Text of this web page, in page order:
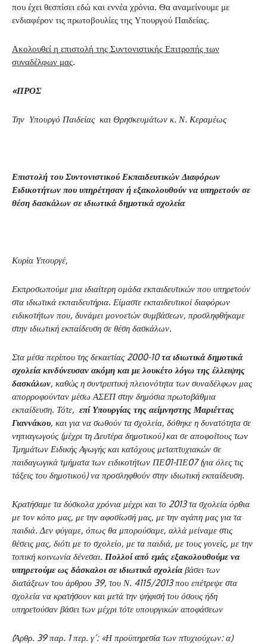
που έχει θεσπίσει εδώ και εννέα χρόνια. Θα αναμείνουμε με
ενδιαφέρον τις πρωτοβουλίες της Υπουργού Παιδείας.
Ακολουθεί η επιστολή της Συντονιστικής Επιτροπής των
συναδέλφων μας.
«ΠΡΟΣ
Την Υπουργό Παιδείας και Θρησκευμάτων κ. Ν. Κεραμέως
Επιστολή του Συντονιστικού Εκπαιδευτικών Διαφόρων
Ειδικοτήτων που υπηρέτησαν ή εξακολουθούν να υπηρετούν σε
θέση δασκάλων σε ιδιωτικά δημοτικά σχολεία
Κυρία Υπουργέ,
Εκπροσωπούμε μια ιδιαίτερη ομάδα εκπαιδευτικών που υπηρετούν
στα ιδιωτικά εκπαιδευτήρια. Είμαστε εκπαιδευτικοί διαφόρων
ειδικοτήτων που, δυνάμει μονοετών συμβάσεων, προσληφθήκαμε
στην ιδιωτική εκπαίδευση σε θέση δασκάλων.
Στα μέσα περίπου της δεκαετίας 2000-10τα ιδιωτικά δημοτικά
σχολεία κινδύνευσαν ακόμη και με λουκέτο λόγω της έλλειψης
δασκάλων, καθώς η συντριπτική πλειονότητα των συναδέλφων μας
απορροφούνταν μέσω ΑΣΕΠ στην δημόσια πρωτοβάθμια
εκπαίδευση. Τότε, επί Υπουργίας της αείμνηστης Μαριέττας
Γιαννάκου, και για να σωθούν τα σχολεία, δόθηκε η δυνατότητα σε
νηπιαγωγούς (μέχρι τη Δευτέρα δημοτικού) και σε αποφοίτους των
Τμημάτων Ειδικής Αγωγής και κατόχους μεταπτυχιακών σε
παιδαγωγικά τμήματα των ειδικοτήτων ΠΕ01-ΠΕ07 (για όλες τις
τάξεις του δημοτικού) να προσληφθούν στην ιδιωτική εκπαίδευση.
Κρατήσαμε τα δύσκολα χρόνια μέχρι και το 2013 τα σχολεία όρθια
με τον κόπο μας, με την αφοσίωσή μας, με την αγάπη μας για τα
παιδιά. Δεν φύγαμε, όπως θα μπορούσαμε, αλλά μείναμε στις
θέσεις μας, διότι με το σχολείο, με τα παιδιά, με τους γονείς, με την
τοπική κοινωνία δένεσαι. Πολλοί από εμάς εξακολουθούμε να
υπηρετούμε ως δάσκαλοι σε ιδιωτικά σχολείαβάσει των
διατάξεων του άρθρου 39, του Ν. 4115/2013 που επέτρεψε στα
σχολεία να κρατήσουν και μετά την ψήφισή του όσους ήδη
υπηρετούσαν βάσει των μέχρι τότε υπουργικών αποφάσεων
(Άρθρ. 39 παρ. 1 περ. γ’: «Η προϋπηρεσία των πτυχιούχων: α)